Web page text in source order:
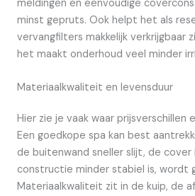
meldingen en eenvoudige
minst gepruts. Ook helpt het als
vervangfilters makkelijk verkrijgbaar
het maakt onderhoud veel minder
Materiaalkwaliteit en levensduur
Hier zie je vaak waar prijsverschillen
Een goedkope spa kan best
de buitenwand sneller slijt, de cover
constructie minder stabiel is, wordt
Materiaalkwaliteit zit in de kuip, de